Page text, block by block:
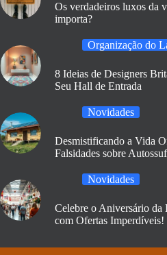
Os verdadeiros luxos da
importa?
Organização do
8 Ideias de Designers
Seu Hall de Entrada
Novidades
Desmistificando a Vida
Falsidades sobre
Novidades
Celebre o Aniversário
com Ofertas Imperdíveis!